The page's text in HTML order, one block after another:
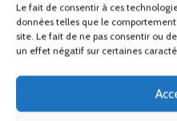
Le fait de consentir à ces
données telles que le
site. Le fait de ne pas consentir ou
un effet négatif sur certaines
IP20.​
Remise